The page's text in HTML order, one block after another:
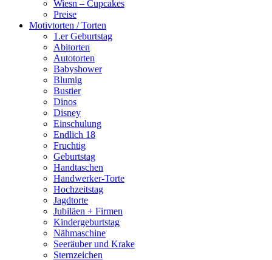
Wiesn – Cupcakes
Preise
Motivtorten / Torten
1.er Geburtstag
Abitorten
Autotorten
Babyshower
Blumig
Bustier
Dinos
Disney
Einschulung
Endlich 18
Fruchtig
Geburtstag
Handtaschen
Handwerker-Torte
Hochzeitstag
Jagdtorte
Jubiläen + Firmen
Kindergeburtstag
Nähmaschine
Seeräuber und Krake
Sternzeichen